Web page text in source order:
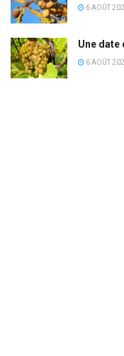
6 AOÛT
Une date
6 AOÛT